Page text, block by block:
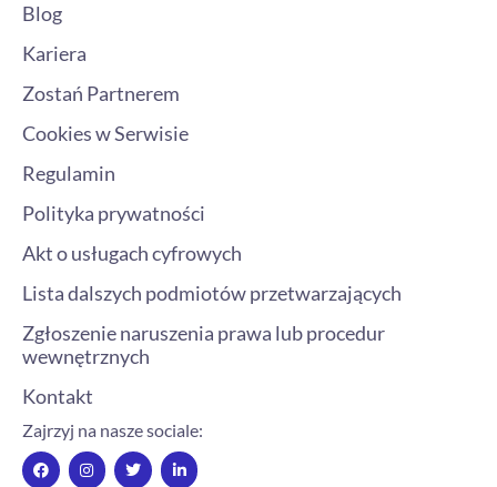
Blog
Kariera
Zostań Partnerem
Cookies w Serwisie
Regulamin
Polityka prywatności
Akt o usługach cyfrowych
Lista dalszych podmiotów przetwarzających
Zgłoszenie naruszenia prawa lub procedur
wewnętrznych
Kontakt
Zajrzyj na nasze sociale:
F
a
I
n
T
w
L
i